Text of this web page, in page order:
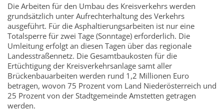
Die Arbeiten für den Umbau des Kreisverkehrs werden
grundsätzlich unter Aufrechterhaltung des Verkehrs
ausgeführt. Für die Asphaltierungsarbeiten ist nur eine
Totalsperre für zwei Tage (Sonntage) erforderlich. Die
Umleitung erfolgt an diesen Tagen über das regionale
Landesstraßennetz. Die Gesamtbaukosten für die
Ertüchtigung der Kreisverkehrsanlage samt aller
Brückenbauarbeiten werden rund 1,2 Millionen Euro
betragen, wovon 75 Prozent vom Land Niederösterreich und
25 Prozent von der Stadtgemeinde Amstetten getragen
werden.